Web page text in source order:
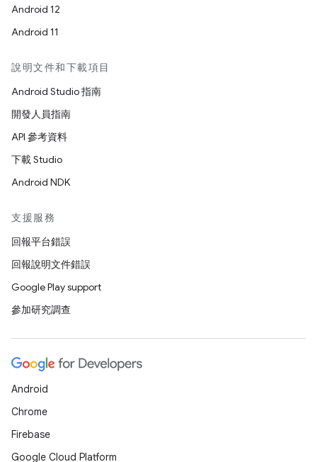
Android 12
Android 11
說明文件和下載項目
Android Studio 指南
開發人員指南
API 參考資料
下載 Studio
Android NDK
支援服務
回報平台錯誤
回報說明文件錯誤
Google Play support
參加研究調查
Android
Chrome
Firebase
Google Cloud Platform